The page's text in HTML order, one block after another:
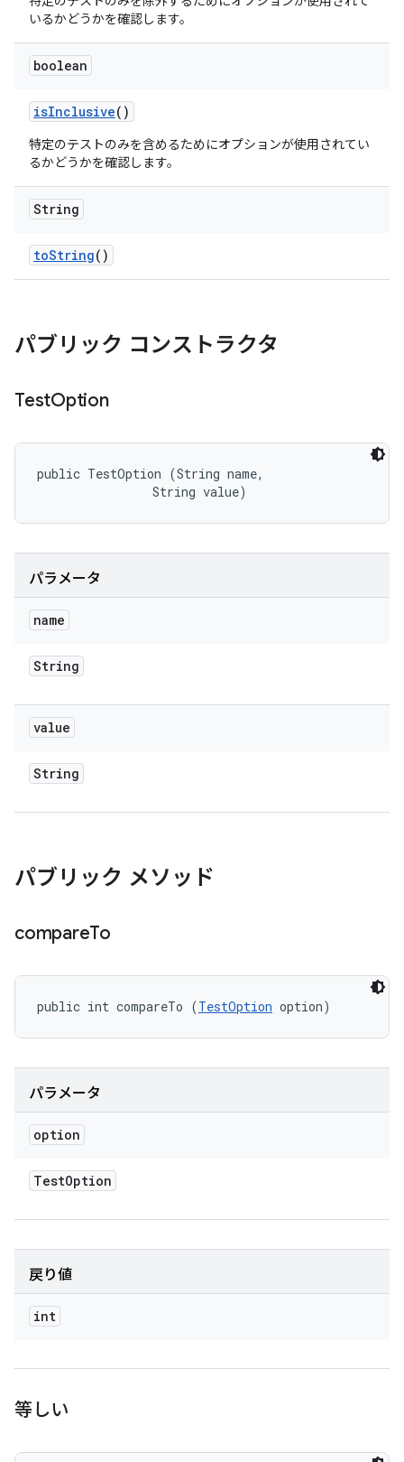
いるかどうかを確認します。
boolean
isInclusive()
特定のテストのみを含めるためにオプションが使用されてい
るかどうかを確認します。
String
toString()
パブリック コンストラクタ
TestOption
public TestOption (String name,
                String value)
パラメータ
name
String
value
String
パブリック メソッド
compareTo
public int compareTo (TestOption option)
パラメータ
option
TestOption
戻り値
int
等しい